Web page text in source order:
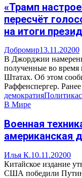
«Трамп
пересчёт
на итоги
Добромир13.11.20200
В Джорджии
полученные во
Штатах. Об этом
Раффенспергер.
демократияПолитика
В Мире
Военная
американская
Илья К.10.11.20200
Китайское издание
США победили